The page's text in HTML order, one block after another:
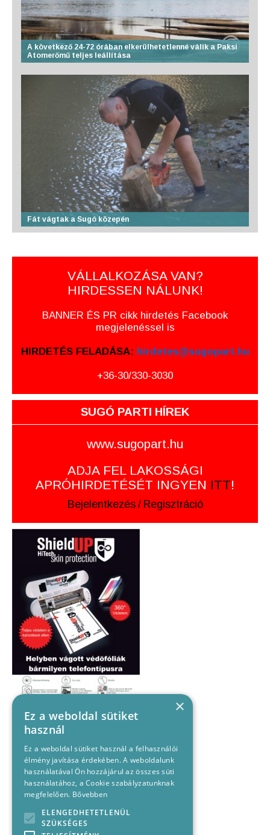
A következő 24-72 órában elkerülhetetlenné válik a Paksi
Atomerőmű teljes leállítása
Fát vágtak a Sugó közepén
VÁLLALKOZÁSA VAN?
HIRDESSEN NÁLUNK!
BANNER ÉS PR cikk hirdetés Facebook
megjelenéssel is
HIRDETÉS FELADÁSA: hirdetes@sugopart.hu
+36-30/330-3030
SUGÓ PARTI HÍREK
www.sugopart.hu
ADJA FEL LAKOSSÁGI
APRÓHIRDETÉSÉT INGYEN ITT!
Bejelentkezés / Regisztráció
×
Ez a weboldal sütiket
használ
Ez a weboldal sütiket használ a felhasználói
élmény javítása érdekében. A weboldalunk
használatával Ön hozzájárul az összes süti
használatához, a Cookie szabályzatunknak
megfelelően. Bővebben
ELENGEDHETETLENÜL
SZÜKSÉGES